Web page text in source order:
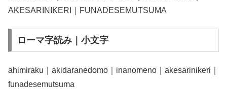
AKESARINIKERI｜FUNADESEMUTSUMA
ローマ字読み｜小文字
ahimiraku｜akidaranedomo｜inanomeno｜akesarinikeri｜
funadesemutsuma